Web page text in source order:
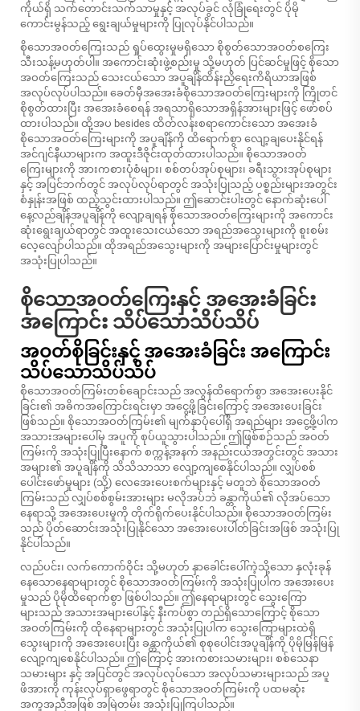
ကိုယ်ရှိ သက်တောင်းသက်သာမှုနှင့် အလုပ်ခွင် လုံခြုံရေးတွင် ပိုမို
ကောင်းမွန်သည့် ရွေးချယ်မှုများကို ပြုလုပ်နိုင်ပါသည်။
စိုသောအဝတ်ကြေးသည် ရှုပ်ထွေးမှုမရှိသော စိုစွတ်သောအဝတ်စကြေး
သီးသန့်မဟုတ်ပါ။ အကောင်းဆုံးဖွဲ့စည်းမှု သို့မဟုတ် ပြင်ဆင်မှုဖြင့် စိုသော
အဝတ်ကြေးသည် သေးငယ်သော အပူချိန်ထိန်းညှိရေးကိရိယာအဖြစ်
အလုပ်လုပ်ပါသည်။ ခေတ်မှီအအေးခံစိုသောအဝတ်ကြေးများကို ကြိုတင်
စိုစွတ်ထားပြီး အအေးခံစေရန် အရသာရှိသောအရှိန်အားများဖြင့် ဖော်စပ်
ထားပါသည်။ ထို့အပ besides ထိတ်လန်းစရာကောင်းသော အအေးခံ
စိုသောအဝတ်ကြေးများကို အပူချိန်ကို ထိရောက်စွာ လျော့ချပေးနိုင်ရန်
အင်ဂျင်နီယာများက အထူးဒီဇိုင်းထုတ်ထားပါသည်။ စိုသောအဝတ်
ကြေးများကို အားကစားပုံစံများ၊ စစ်တပ်အုပ်စုများ၊ ခရီးသွားအုပ်စုများ
နှင့် အပြင်ဘက်တွင် အလုပ်လုပ်ရာတွင် အသုံးပြုသည့် ပစ္စည်းများအတွင်း
စံနှုန်းအဖြစ် ထည့်သွင်းထားပါသည်။ ဤဆောင်းပါးတွင် နောက်ဆုံးပေါ်
နေ့လည်ချိန်အပူချိန်ကို လျော့ချရန် စိုသောအဝတ်ကြေးများကို အကောင်း
ဆုံးရွေးချယ်ရာတွင် အထူးသေးငယ်သော အရည်အသွေးများကို စူးစမ်း
လေ့လျော်ပါသည်။ ထိုအရည်အသွေးများကို အများပြောင်းမှုများတွင်
အသုံးပြုပါသည်။
စိုသောအဝတ်ကြေးနှင့် အအေးခံခြင်း
အကြောင်း သိပ်သောသိပ်သိပ်
အဝတ်စိုခြင်းနှင့် အအေးခံခြင်း အကြောင်း
သိပ်သောသိပ်သိပ်
စိုသောအဝတ်ကြမ်းတစ်ချောင်းသည် အလွန်ထိရောက်စွာ အအေးပေးနိုင်
ခြင်း၏ အဓိကအကြောင်းရင်းမှာ အငွေ့ဖို့ခြင်းကြောင့် အအေးပေးခြင်း
ဖြစ်သည်။ စိုသောအဝတ်ကြမ်း၏ မျက်နှာပုံပေါ်ရှိ အရည်များ အငွေ့ဖို့ပါက
အသားအများပေါ်မှ အပူကို စုပ်ယူသွားပါသည်။ ဤဖြစ်စဉ်သည် အဝတ်
ကြမ်းကို အသုံးပြုပြီးနောက် စက္ကန့်အနက် အနည်းငယ်အတွင်းတွင် အသား
အများ၏ အပူချိန်ကို သိသိသာသာ လျော့ကျစေနိုင်ပါသည်။ လျှပ်စစ်
ပေါင်းဖော်မှုများ (သို့) လေအေးပေးစက်များနှင့် မတူဘဲ စိုသောအဝတ်
ကြမ်းသည် လျှပ်စစ်စွမ်းအားများ မလိုအပ်ဘဲ ခန္တာကိုယ်၏ လိုအပ်သော
နေရာသို့ အအေးပေးမှုကို တိုက်ရိုက်ပေးနိုင်ပါသည်။ စိုသောအဝတ်ကြမ်း
သည် ပိုတ်ဆောင်းအသုံးပြုနိုင်သော အအေးပေးပါတ်ခြင်းအဖြစ် အသုံးပြု
နိုင်ပါသည်။
လည်ပင်း၊ လက်ကောက်ဝိုင်း သို့မဟုတ် နှာခေါင်းပေါ်ကဲ့သို့သော နှလုံးခုန်
နေသောနေရာများတွင် စိုသောအဝတ်ကြမ်းကို အသုံးပြုပါက အအေးပေး
မှုသည် ပိုမိုထိရောက်စွာ ဖြစ်ပါသည်။ ဤနေရာများတွင် သွေးကြော
များသည် အသားအများပေါ်နှင့် နီးကပ်စွာ တည်ရှိသောကြောင့် စိုသော
အဝတ်ကြမ်းကို ထိုနေရာများတွင် အသုံးပြုပါက သွေးကြောများထဲရှိ
သွေးများကို အအေးပေးပြီး ခန္တာကိုယ်၏ စုစုပေါင်းအပူချိန်ကို ပိုမိုမြန်မြန်
လျော့ကျစေနိုင်ပါသည်။ ဤကြောင့် အားကစားသမားများ၊ စစ်သေနာ
သမားများ နှင့် အပြင်တွင် အလုပ်လုပ်သော အလုပ်သမားများသည် အပူ
ဖိအားကို ကုန်းလုပ်ရှာဖွေရာတွင် စိုသောအဝတ်ကြမ်းကို ပထမဆုံး
အကူအညီအဖြစ် အမြဲတမ်း အသုံးပြုကြပါသည်။